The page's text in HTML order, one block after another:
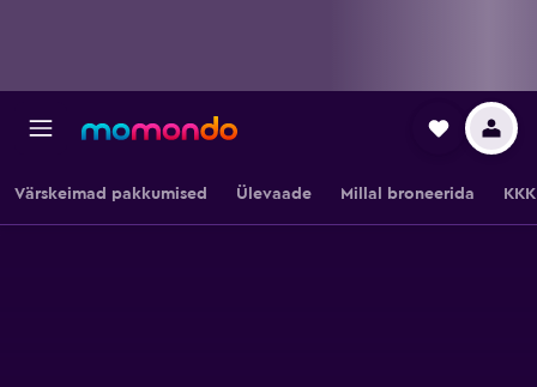
Värskeimad pakkumised Ülevaade Millal broneerida KKK